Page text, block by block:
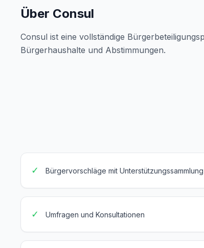
Über Consul
Consul ist eine vollständige
Bürgerhaushalte und Abstimmungen.
✓ Bürgervorschläge mit Unterstützungssammlung
✓ Umfragen und Konsultationen